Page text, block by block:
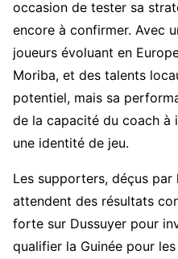
occasion de tester sa
encore à confirmer. Avec
joueurs évoluant en
Moriba, et des talents
potentiel, mais sa
de la capacité du coach à
une identité de jeu.
Les supporters, déçus par
attendent des résultats
forte sur Dussuyer pour
qualifier la Guinée pour